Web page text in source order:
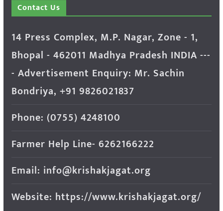
Contact Us
14 Press Complex, M.P. Nagar, Zone - 1,
Bhopal - 462011 Madhya Pradesh INDIA ---
- Advertisement Enquiry: Mr. Sachin
Bondriya, +91 9826021837
Phone: (0755) 4248100
Farmer Help Line- 6262166222
Email: info@krishakjagat.org
Website: https://www.krishakjagat.org/